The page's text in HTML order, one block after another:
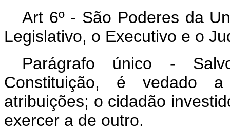
Art 6º - São Poderes da
Legislativo, o Executivo e o
Parágrafo único -
Constituição, é vedado
atribuições; o cidadão
exercer a de outro.